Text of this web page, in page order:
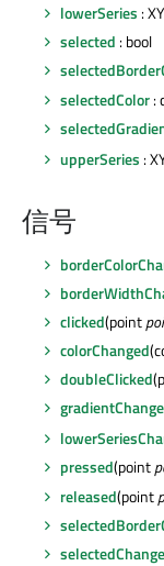
lowerSeries :
selected : bool
selectedColor:
upperSeries :
信号
clicked(point
colorChanged
doubleClicked
pressed(point
released(point